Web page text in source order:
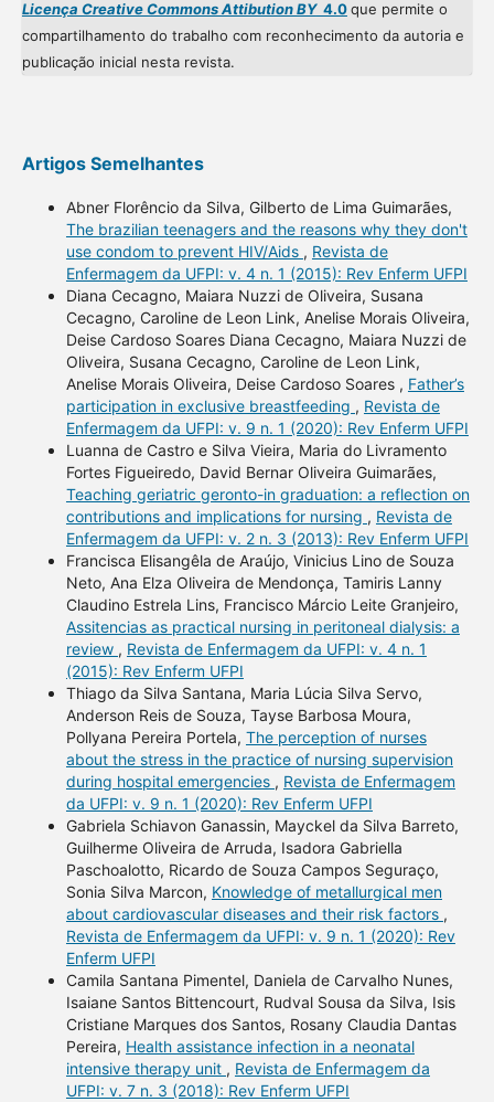
Licença Creative Commons Attibution BY4.0que permite o
compartilhamento do trabalho com reconhecimento da autoria e
publicação inicial nesta revista.
Artigos Semelhantes
Abner Florêncio da Silva, Gilberto de Lima Guimarães,
The brazilian teenagers and the reasons why they don't
use condom to prevent HIV/Aids , Revista de
Enfermagem da UFPI: v. 4 n. 1 (2015): Rev Enferm UFPI
Diana Cecagno, Maiara Nuzzi de Oliveira, Susana
Cecagno, Caroline de Leon Link, Anelise Morais Oliveira,
Deise Cardoso Soares Diana Cecagno, Maiara Nuzzi de
Oliveira, Susana Cecagno, Caroline de Leon Link,
Anelise Morais Oliveira, Deise Cardoso Soares , Father’s
participation in exclusive breastfeeding , Revista de
Enfermagem da UFPI: v. 9 n. 1 (2020): Rev Enferm UFPI
Luanna de Castro e Silva Vieira, Maria do Livramento
Fortes Figueiredo, David Bernar Oliveira Guimarães,
Teaching geriatric geronto-in graduation: a reflection on
contributions and implications for nursing , Revista de
Enfermagem da UFPI: v. 2 n. 3 (2013): Rev Enferm UFPI
Francisca Elisangêla de Araújo, Vinicius Lino de Souza
Neto, Ana Elza Oliveira de Mendonça, Tamiris Lanny
Claudino Estrela Lins, Francisco Márcio Leite Granjeiro,
Assitencias as practical nursing in peritoneal dialysis: a
review , Revista de Enfermagem da UFPI: v. 4 n. 1
(2015): Rev Enferm UFPI
Thiago da Silva Santana, Maria Lúcia Silva Servo,
Anderson Reis de Souza, Tayse Barbosa Moura,
Pollyana Pereira Portela, The perception of nurses
about the stress in the practice of nursing supervision
during hospital emergencies , Revista de Enfermagem
da UFPI: v. 9 n. 1 (2020): Rev Enferm UFPI
Gabriela Schiavon Ganassin, Mayckel da Silva Barreto,
Guilherme Oliveira de Arruda, Isadora Gabriella
Paschoalotto, Ricardo de Souza Campos Seguraço,
Sonia Silva Marcon, Knowledge of metallurgical men
about cardiovascular diseases and their risk factors ,
Revista de Enfermagem da UFPI: v. 9 n. 1 (2020): Rev
Enferm UFPI
Camila Santana Pimentel, Daniela de Carvalho Nunes,
Isaiane Santos Bittencourt, Rudval Sousa da Silva, Isis
Cristiane Marques dos Santos, Rosany Claudia Dantas
Pereira, Health assistance infection in a neonatal
intensive therapy unit , Revista de Enfermagem da
UFPI: v. 7 n. 3 (2018): Rev Enferm UFPI